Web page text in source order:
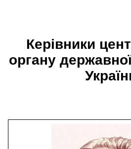
Керівники
органу